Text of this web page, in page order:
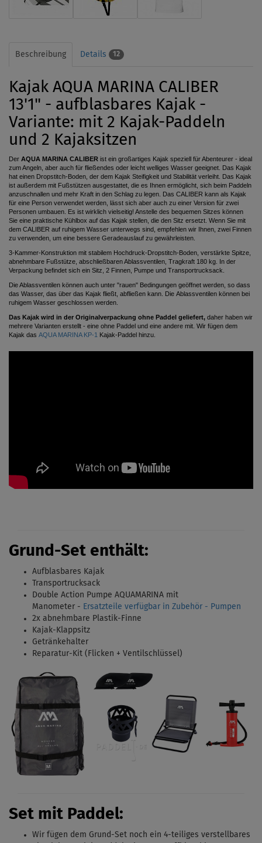
Beschreibung Details 12
Kajak AQUA MARINA CALIBER
13'1" - aufblasbares Kajak -
Variante: mit 2 Kajak-Paddeln
und 2 Kajaksitzen
Der AQUA MARINA CALIBER ist ein großartiges Kajak speziell für Abenteurer - ideal
zum Angeln, aber auch für fließendes oder leicht welliges Wasser geeignet. Das Kajak
hat einen Dropstitch-Boden, der dem Kajak Steifigkeit und Stabilität verleiht. Das Kajak
ist außerdem mit Fußstützen ausgestattet, die es Ihnen ermöglicht, sich beim Paddeln
anzuschnallen und mehr Kraft in den Schlag zu legen. Das CALIBER kann als Kajak
für eine Person verwendet werden, lässt sich aber auch zu einer Version für zwei
Personen umbauen. Es ist wirklich vielseitig! Anstelle des bequemen Sitzes können
Sie eine praktische Kühlbox auf das Kajak stellen, die den Sitz ersetzt. Wenn Sie mit
dem CALIBER auf ruhigem Wasser unterwegs sind, empfehlen wir Ihnen, zwei Finnen
zu verwenden, um eine bessere Geradeauslauf zu gewährleisten.
3-Kammer-Konstruktion mit stabilem Hochdruck-Dropstitch-Boden, verstärkte Spitze,
abnehmbare Fußstütze, abschließbaren Ablassventilen, Tragkraft 180 kg. In der
Verpackung befindet sich ein Sitz, 2 Finnen, Pumpe und Transportrucksack.
Die Ablassventilen können auch unter "rauen" Bedingungen geöffnet werden, so dass
das Wasser, das über das Kajak fließt, abfließen kann. Die Ablassventilen können bei
ruhigem Wasser geschlossen werden.
Das Kajak wird in der Originalverpackung ohne Paddel geliefert, daher haben wir
mehrere Varianten erstellt - eine ohne Paddel und eine andere mit. Wir fügen dem
Kajak das AQUA MARINA KP-1 Kajak-Paddel hinzu.
Grund-Set enthält:
Aufblasbares Kajak
Transportrucksack
Double Action Pumpe AQUAMARINA mit
Manometer - Ersatzteile verfügbar in Zubehör - Pumpen
2x abnehmbare Plastik-Finne
Kajak-Klappsitz
Getränkehalter
Reparatur-Kit (Flicken + Ventilschlüssel)
Set mit Paddel:
Wir fügen dem Grund-Set noch ein 4-teiliges verstellbares